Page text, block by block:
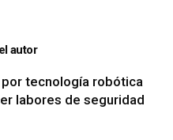
autor
tecnología robótica
labores de seguridad